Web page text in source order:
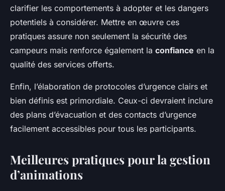
clarifier les comportements à adopter et les dangers
potentiels à considérer. Mettre en œuvre ces
pratiques assure non seulement la sécurité des
campeurs mais renforce également la confiance en la
qualité des services offerts.
Enfin, l’élaboration de protocoles d’urgence clairs et
bien définis est primordiale. Ceux-ci devraient inclure
des plans d’évacuation et des contacts d’urgence
facilement accessibles pour tous les participants.
Meilleures pratiques pour la gestion
d’animations